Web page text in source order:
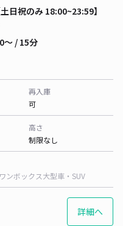
日祝のみ 18:00~23:59】
〜 / 15分
再入庫
可
高さ
制限なし
ワンボックス大型車・SUV
詳細へ